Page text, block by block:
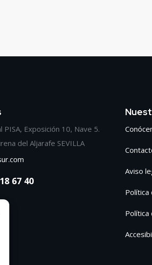
PISA, Exposición 10, Nave 5.
del Aljarafe SEVILLA
67 40
Aviso
Política
Política